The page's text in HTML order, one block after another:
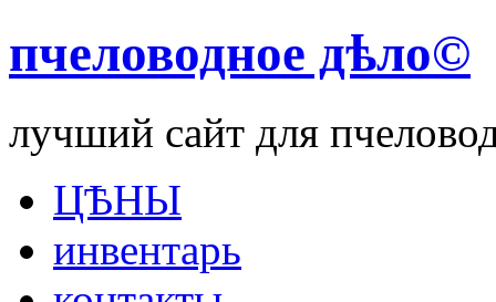
пчеловодное дѣло©
лучший сайт для
ЦѢНЫ
инвентарь